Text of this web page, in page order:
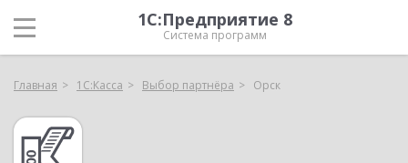
1С:Предприятие 8
Система программ
Главная 1С:Касса Выбор партнёра Орск